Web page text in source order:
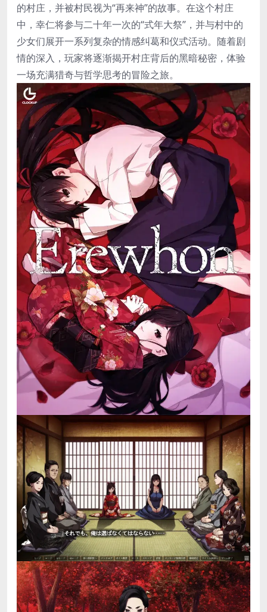
的村庄，并被村民视为“再来神”的故事。在这个村庄
中，幸仁将参与二十年一次的“式年大祭”，并与村中的
少女们展开一系列复杂的情感纠葛和仪式活动。随着剧
情的深入，玩家将逐渐揭开村庄背后的黑暗秘密，体验
一场充满猎奇与哲学思考的冒险之旅。